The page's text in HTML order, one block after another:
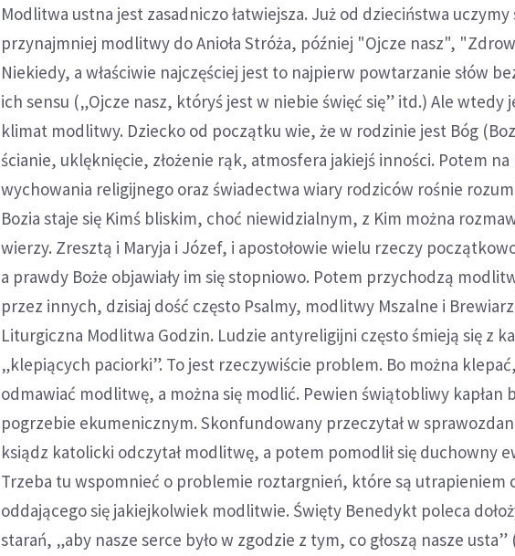
Modlitwa ustna jest zasadniczo łatwiejsza. Już od dzieciństwa uczymy
przynajmniej modlitwy do Anioła Stróża, później "Ojcze nasz",
Niekiedy, a właściwie najczęściej jest to najpierw powtarzanie słów
ich sensu („Ojcze nasz, któryś jest w niebie święć się” itd.) Ale wtedy
klimat modlitwy. Dziecko od początku wie, że w rodzinie jest Bóg
ścianie, uklęknięcie, złożenie rąk, atmosfera jakiejś inności. Potem na
wychowania religijnego oraz świadectwa wiary rodziców rośnie
Bozia staje się Kimś bliskim, choć niewidzialnym, z Kim można
wierzy. Zresztą i Maryja i Józef, i apostołowie wielu rzeczy
a prawdy Boże objawiały im się stopniowo. Potem przychodzą
przez innych, dzisiaj dość często Psalmy, modlitwy Mszalne i
Liturgiczna Modlitwa Godzin. Ludzie antyreligijni często śmieją się z
„klepiących paciorki”. To jest rzeczywiście problem. Bo można
odmawiać modlitwę, a można się modlić. Pewien świątobliwy kapłan
pogrzebie ekumenicznym. Skonfundowany przeczytał w
ksiądz katolicki odczytał modlitwę, a potem pomodlił się duchowny
Trzeba tu wspomnieć o problemie roztargnień, które są utrapieniem
oddającego się jakiejkolwiek modlitwie. Święty Benedykt poleca
starań, „aby nasze serce było w zgodzie z tym, co głoszą nasze usta”